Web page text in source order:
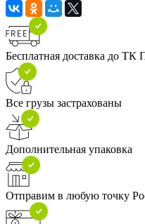
Бесплатная доставка до ТК
Все грузы застрахованы
Дополнительная упаковка
Отправим в любую точку